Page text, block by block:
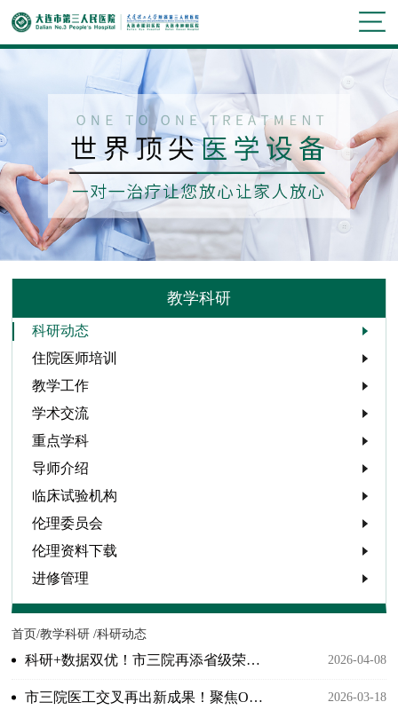
教学科研
科研动态
住院医师培训
教学工作
学术交流
重点学科
导师介绍
临床试验机构
伦理委员会
伦理资料下载
进修管理
首页/教学科研 /科研动态
科研+数据双优！市三院再添省级荣誉，实力守护光明 2026-04-08
市三院医工交叉再出新成果！聚焦OK镜上的“微观世界”~ 2026-03-18